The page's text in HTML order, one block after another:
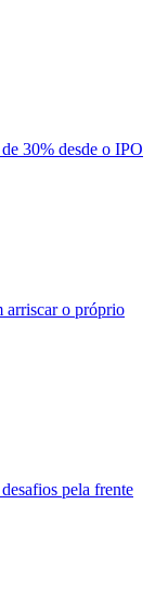
30% desde o IPO
arriscar o próprio
pela frente